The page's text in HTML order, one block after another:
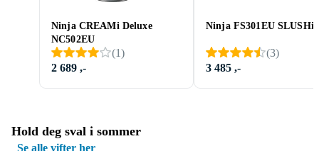
Ninja CREAMi Deluxe
NC502EU
(1)
2 689 ,-
Ninja FS301EU SLUSHi
(3)
3 485 ,-
Hold deg sval i sommer
Se alle vifter her